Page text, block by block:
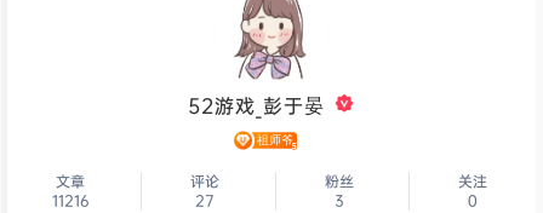
52游戏_彭于晏
文章
11216
评论
27
粉丝
3
关注
0